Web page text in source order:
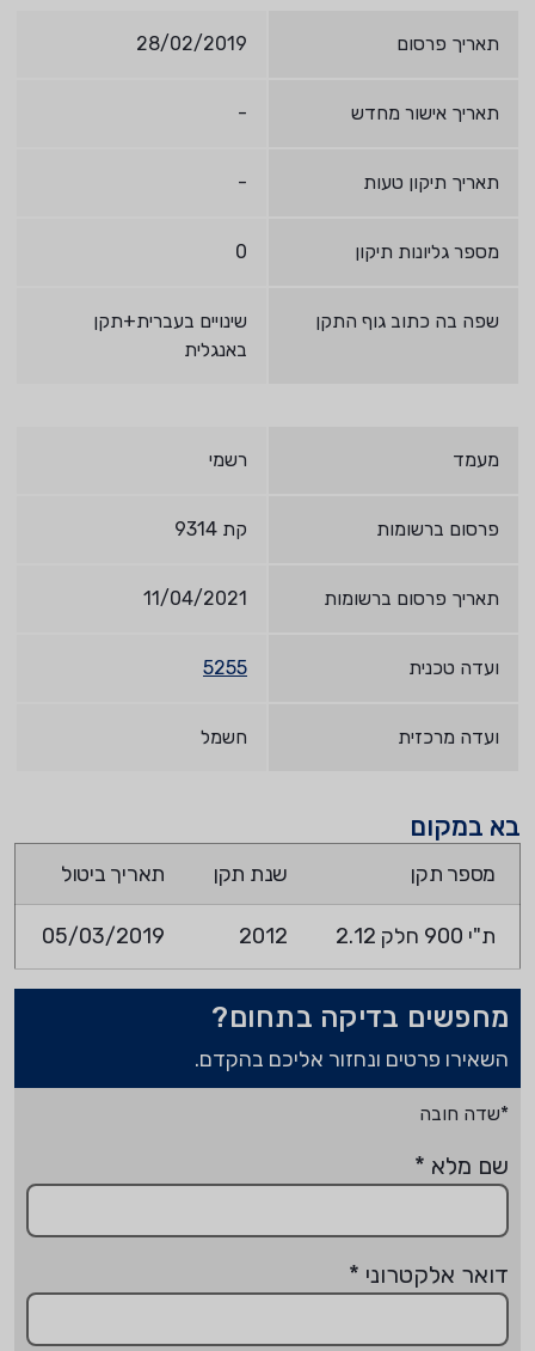
תאריך פרסום 28/02/2019
תאריך אישור מחדש -
תאריך תיקון טעות -
מספר גליונות תיקון 0
שפה בה כתוב גוף התקן
שינויים בעברית+תקן
באנגלית
מעמד רשמי
פרסום ברשומות קת 9314
תאריך פרסום ברשומות 11/04/2021
ועדה טכנית 5255
ועדה מרכזית חשמל
בא במקום
מספר תקן שנת תקן תאריך ביטול
ת"י 900 חלק 2.12 2012
05/03/2019
מחפשים בדיקה בתחום?
השאירו פרטים ונחזור אליכם בהקדם.
*שדה חובה
שם מלא *
דואר אלקטרוני *